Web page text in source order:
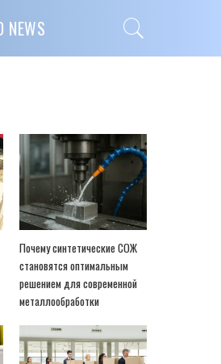
NEWS
Почему синтетические СОЖ
становятся оптимальным
решением для современной
металлообработки